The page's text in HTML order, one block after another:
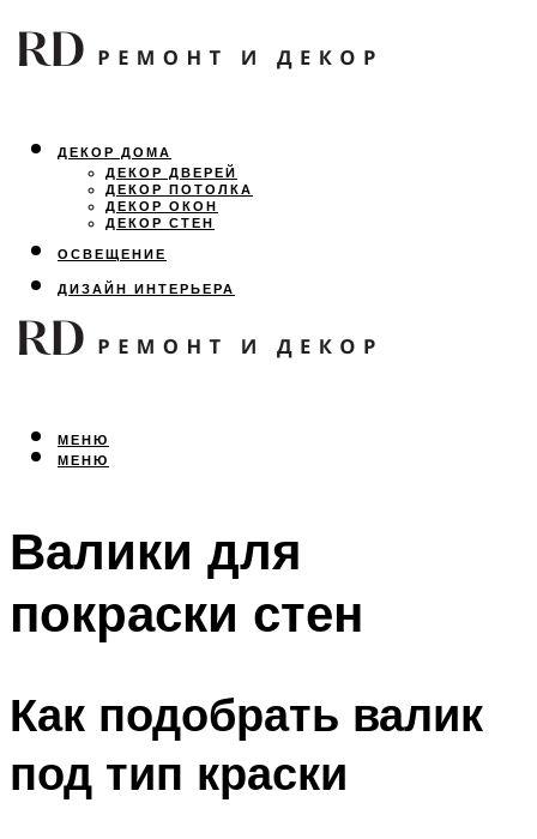
ДЕКОР ДОМА
ДЕКОР ДВЕРЕЙ
ДЕКОР ПОТОЛКА
ДЕКОР ОКОН
ДЕКОР СТЕН
ОСВЕЩЕНИЕ
ДИЗАЙН ИНТЕРЬЕРА
ЛАНДШАФТНЫЙ ДИЗАЙН
ВСЕ ПРО РЕМОНТ
МЕНЮ
МЕНЮ
Валики для
покраски стен
Как подобрать валик
под тип краски